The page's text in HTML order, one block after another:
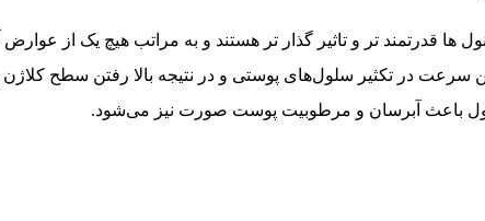
قدرتمند تر و تاثیر گذار تر هستند و به مراتب هیچ یک از
سرعت در تکثیر سلول‌های پوستی و در نتیجه بالا رفتن سطح
باعث آبرسان و مرطوبیت پوست صورت نیز می‌شود.